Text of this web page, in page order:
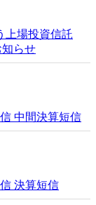
上場投資信託
知らせ
中間決算短信
決算短信